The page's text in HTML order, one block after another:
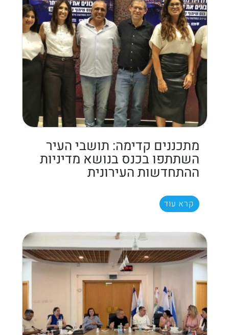
מתכננים קדימה: תושבי העיר
השתתפו בכנס בנושא מדיניות
ההתחדשות העירונית
קרא עוד